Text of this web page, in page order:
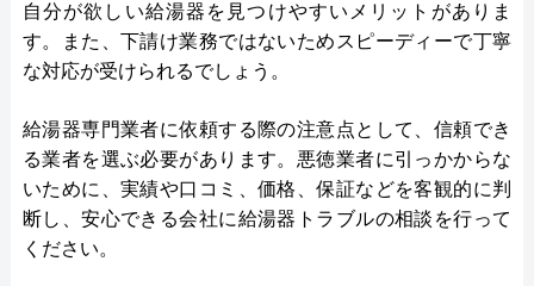
自分が欲しい給湯器を見つけやすいメリットがありま
す。また、下請け業務ではないためスピーディーで丁寧
な対応が受けられるでしょう。
給湯器専門業者に依頼する際の注意点として、信頼でき
る業者を選ぶ必要があります。悪徳業者に引っかからな
いために、実績や口コミ、価格、保証などを客観的に判
断し、安心できる会社に給湯器トラブルの相談を行って
ください。